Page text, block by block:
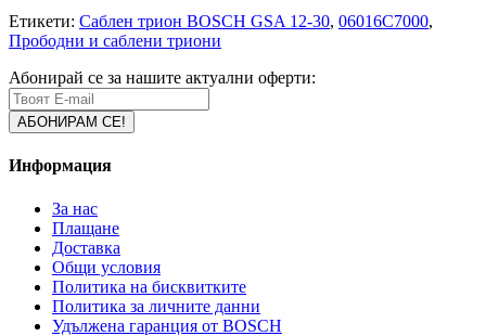
Етикети: Саблен трион BOSCH GSA 12-30, 06016C7000,
Прободни и саблени триони
Абонирай се за нашите актуални оферти:
Информация
За нас
Плащане
Доставка
Общи условия
Политика на бисквитките
Политика за личните данни
Удължена гаранция от BOSCH